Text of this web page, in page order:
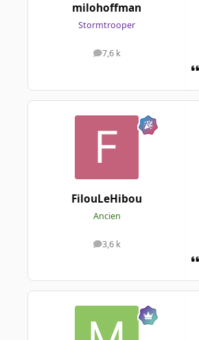
milohoffman
Stormtrooper
7,6 k
messages
FilouLeHibou
Ancien
3,6 k
messages